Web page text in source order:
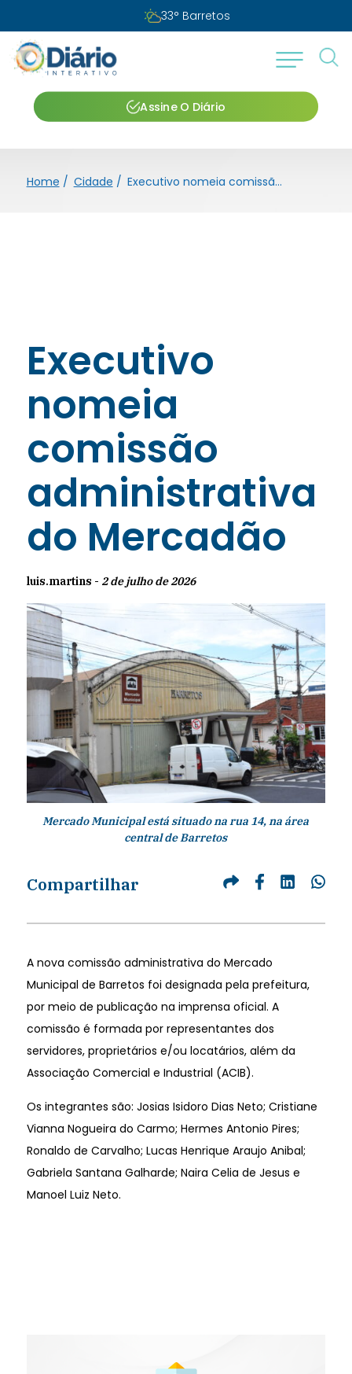
33° Barretos
Assine O Diário
Home / Cidade / Executivo nomeia comissão administrativa do Mercadão
Executivo
nomeia
comissão
administrativa
do Mercadão
luis.martins - 2 de julho de 2026
Mercado Municipal está situado na rua 14, na área
central de Barretos
Compartilhar
A nova comissão administrativa do Mercado
Municipal de Barretos foi designada pela prefeitura,
por meio de publicação na imprensa oficial. A
comissão é formada por representantes dos
servidores, proprietários e/ou locatários, além da
Associação Comercial e Industrial (ACIB).
Os integrantes são: Josias Isidoro Dias Neto; Cristiane
Vianna Nogueira do Carmo; Hermes Antonio Pires;
Ronaldo de Carvalho; Lucas Henrique Araujo Anibal;
Gabriela Santana Galharde; Naira Celia de Jesus e
Manoel Luiz Neto.